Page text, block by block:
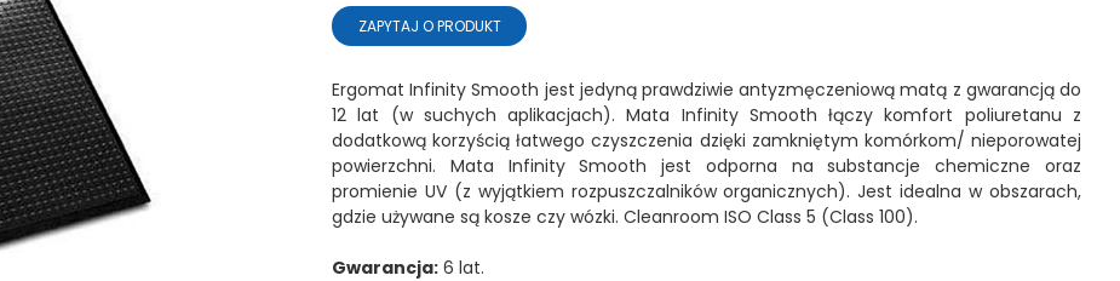
ZAPYTAJ O PRODUKT
Ergomat Infinity Smooth jest jedyną prawdziwie antyzmęczeniową matą z gwarancją do
12 lat (w suchych aplikacjach). Mata Infinity Smooth łączy komfort poliuretanu z
dodatkową korzyścią łatwego czyszczenia dzięki zamkniętym komórkom/ nieporowatej
powierzchni. Mata Infinity Smooth jest odporna na substancje chemiczne oraz
promienie UV (z wyjątkiem rozpuszczalników organicznych). Jest idealna w obszarach,
gdzie używane są kosze czy wózki. Cleanroom ISO Class 5 (Class 100).
Gwarancja: 6 lat.